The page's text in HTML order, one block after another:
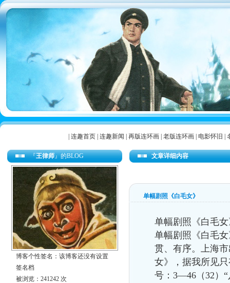
|连趣首页 |连趣新闻 |再版连环画 |老版连环画 电影怀旧 |
『王律师』的BLOG
博客个性签名：该博客还没有设置
签名档
被浏览：241242 次
文章详细内容
单幅剧照《白毛女》
单幅剧照《白毛
单幅剧照《白毛
贯、有序。上海
女》，据我所见
号： 3—46 （32 ）